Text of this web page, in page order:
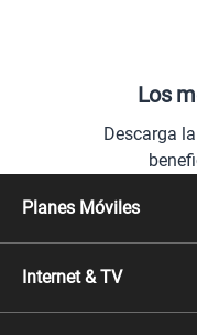
Los
Descarga
Planes Móviles
Línea Nueva
Línea Adicional
Internet & TV